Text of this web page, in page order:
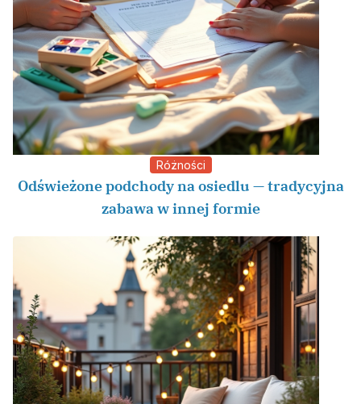
Różności
Odświeżone podchody na osiedlu — tradycyjna
zabawa w innej formie